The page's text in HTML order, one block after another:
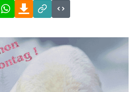
FacebookWhatsAppDownload
Link
Code